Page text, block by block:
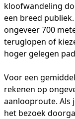
kloofwandeling
een breed
ongeveer 700
teruglopen of
hoger gelegen
Voor een
rekenen op
aanlooproute. Als
het bezoek